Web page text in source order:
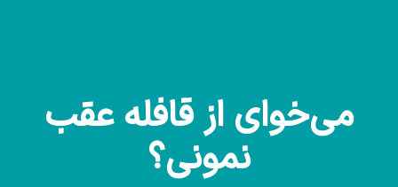
می‌خوای از قافله عقب
نمونی؟